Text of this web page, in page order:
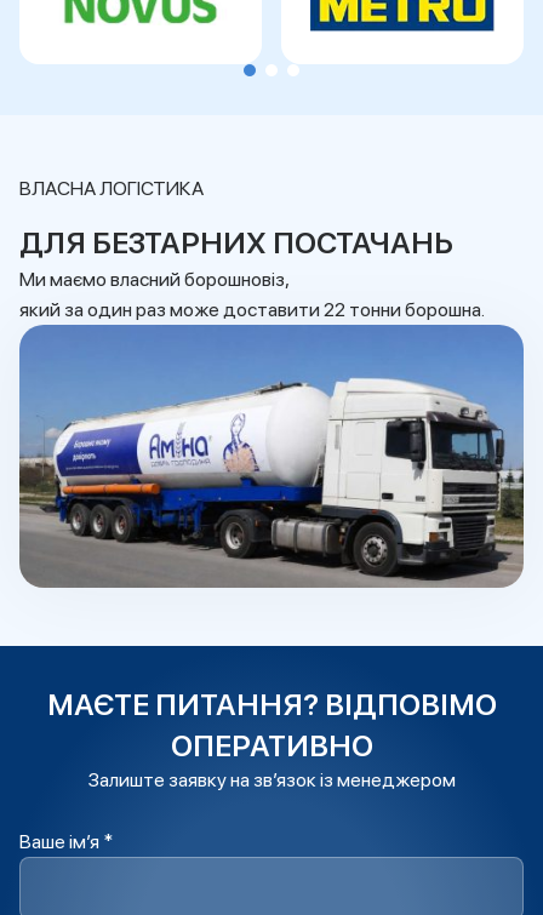
ВЛАСНА ЛОГІСТИКА
ДЛЯ БЕЗТАРНИХ ПОСТАЧАНЬ
Ми маємо власний борошновіз,
який за один раз може доставити 22 тонни борошна.
МАЄТЕ ПИТАННЯ? ВІДПОВІМО
ОПЕРАТИВНО
Залиште заявку на зв’язок із менеджером
Ваше ім’я *